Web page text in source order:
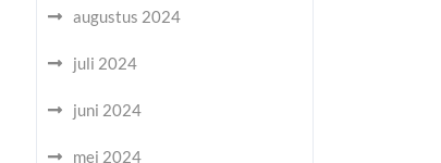
augustus 2024
juli 2024
juni 2024
mei 2024